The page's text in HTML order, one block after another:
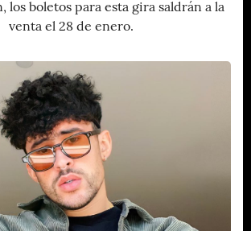
los boletos para esta gira saldrán a la
venta el 28 de enero.